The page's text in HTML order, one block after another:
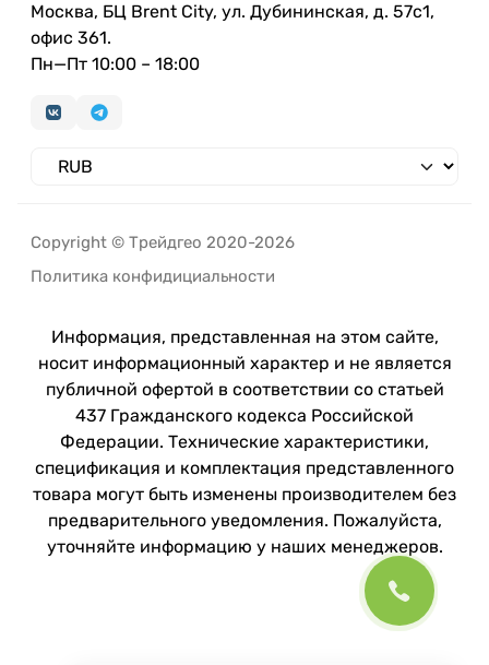
Москва, БЦ Brent City, ул. Дубининская, д. 57с1,
офис 361.
Пн—Пт 10:00 – 18:00
Copyright © Трейдгео 2020-2026
Политика конфидициальности
Информация, представленная на этом сайте,
носит информационный характер и не является
публичной офертой в соответствии со статьей
437 Гражданского кодекса Российской
Федерации. Технические характеристики,
спецификация и комплектация представленного
товара могут быть изменены производителем без
предварительного уведомления. Пожалуйста,
уточняйте информацию у наших менеджеров.